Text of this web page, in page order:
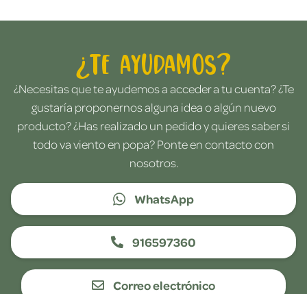
¿Te ayudamos?
¿Necesitas que te ayudemos a acceder a tu cuenta? ¿Te
gustaría proponernos alguna idea o algún nuevo
producto? ¿Has realizado un pedido y quieres saber si
todo va viento en popa? Ponte en contacto con
nosotros.
WhatsApp
916597360
Correo electrónico